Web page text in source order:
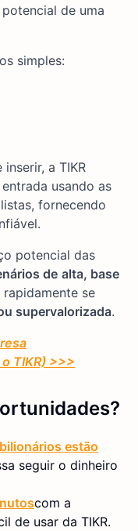
de uma
simples:
a TIKR
usando as
fornecendo
potencial das
de alta, base
se
supervalorizada.
TIKR) >>>
estão
seguir o dinheiro
com a
de usar da TIKR.